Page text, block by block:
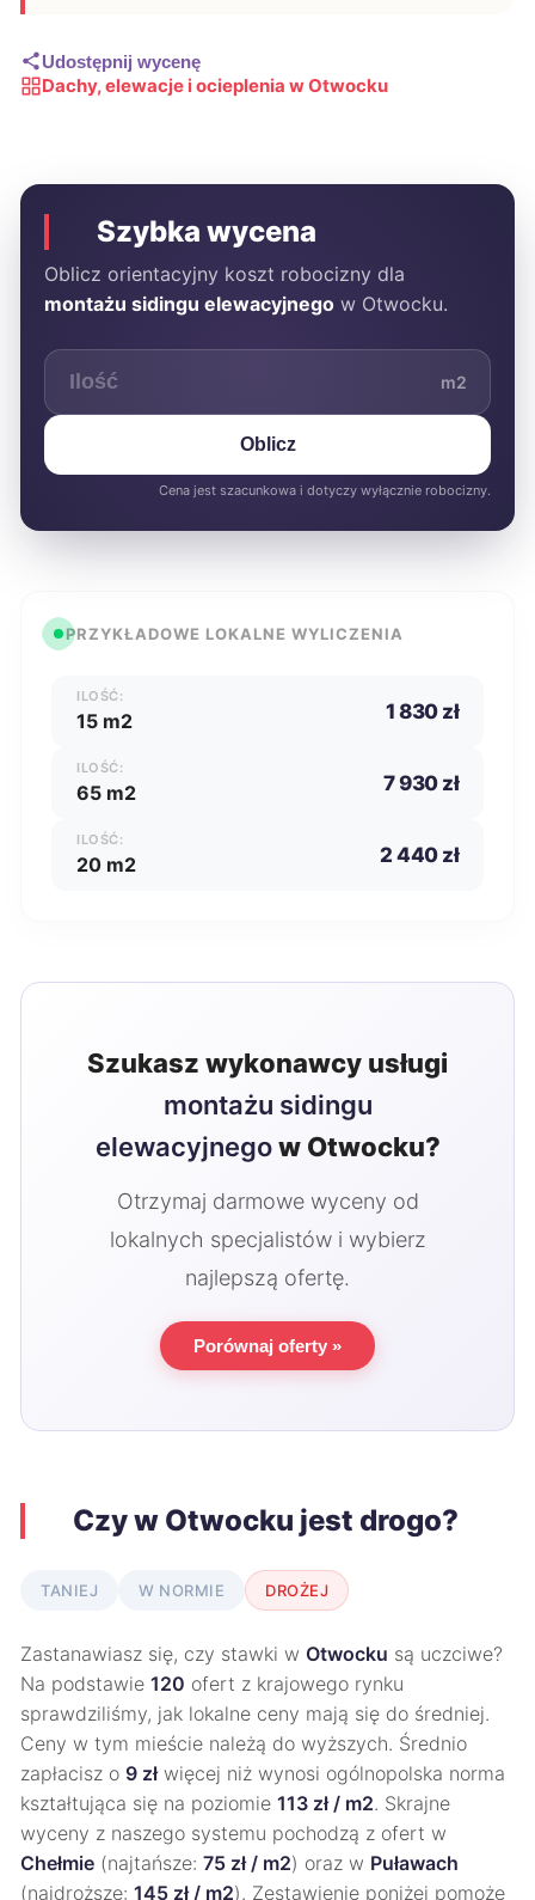
Udostępnij wycenę
Dachy, elewacje i ocieplenia w Otwocku
Szybka wycena
Oblicz orientacyjny koszt robocizny dla
montażu sidingu elewacyjnego w Otwocku.
m2
Oblicz
Cena jest szacunkowa i dotyczy wyłącznie robocizny.
PRZYKŁADOWE LOKALNE WYLICZENIA
ILOŚĆ:
15 m2 1 830 zł
ILOŚĆ:
65 m2 7 930 zł
ILOŚĆ:
20 m2 2 440 zł
Szukasz wykonawcy usługi
montażu sidingu
elewacyjnegow Otwocku?
Otrzymaj darmowe wyceny od
lokalnych specjalistów i wybierz
najlepszą ofertę.
Porównaj oferty »
Czy w Otwocku jest drogo?
TANIEJ W NORMIE DROŻEJ
Zastanawiasz się, czy stawki w Otwocku są uczciwe?
Na podstawie 120 ofert z krajowego rynku
sprawdziliśmy, jak lokalne ceny mają się do średniej.
Ceny w tym mieście należą do wyższych. Średnio
zapłacisz o 9 złwięcej niż wynosi ogólnopolska norma
kształtująca się na poziomie 113 zł / m2. Skrajne
wyceny z naszego systemu pochodzą z ofert w
Chełmie (najtańsze: 75 zł / m2) oraz w Puławach
(najdroższe: 145 zł / m2). Zestawienie poniżej pomoże